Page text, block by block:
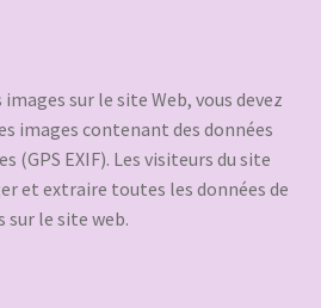
sur le site Web, vous devez
images contenant des données
(GPS EXIF). Les visiteurs du site
et extraire toutes les données de
sur le site web.